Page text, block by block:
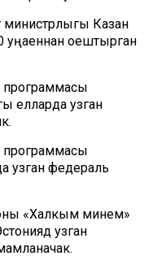
министрлыгы Казан
уңаеннан оештырган
программасы
елларда узган
программасы
узган федераль
«Халкым минем»
узган